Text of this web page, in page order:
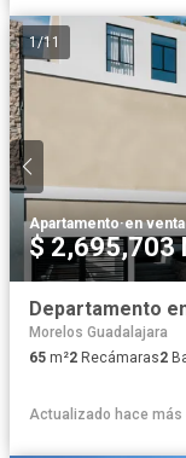
1/11
Apartamento·en venta
$ 2,695,703
Morelos Guadalajara
65 m²2 Recámaras2
Actualizado hace más